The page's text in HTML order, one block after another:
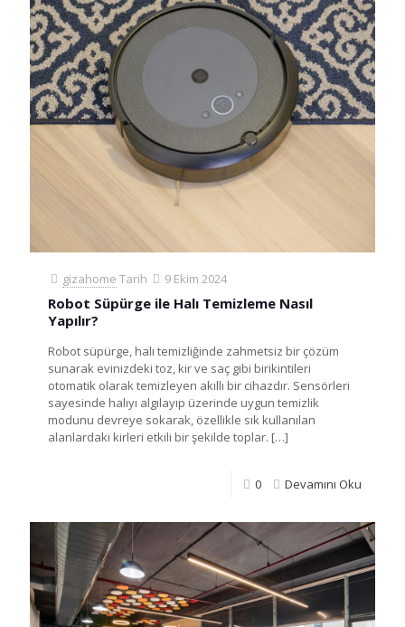
gizahome Tarih 9 Ekim 2024
Robot Süpürge ile Halı Temizleme Nasıl
Yapılır?
Robot süpürge, halı temizliğinde zahmetsiz bir çözüm
sunarak evinizdeki toz, kir ve saç gibi birikintileri
otomatik olarak temizleyen akıllı bir cihazdır. Sensörleri
sayesinde halıyı algılayıp üzerinde uygun temizlik
modunu devreye sokarak, özellikle sık kullanılan
alanlardaki kirleri etkili bir şekilde toplar. […]
0 Devamını Oku